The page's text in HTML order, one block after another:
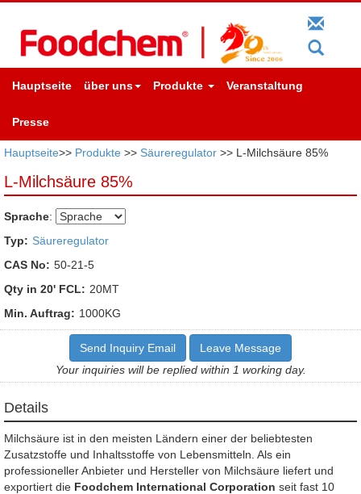
Hauptseite über uns Produkte Veranstaltung
Presse
Hauptseite>> Produkte >> Säureregulator >> L-Milchsäure 85%
L-Milchsäure 85%
Sprache:
Typ: Säureregulator
CAS No: 50-21-5
Qty in 20' FCL: 20MT
Min. Auftrag: 1000KG
Send Inquiry Email
Leave Message
Your inquiries will be replied within 1 working day.
Details
Milchsäure ist in den meisten Ländern einer der beliebtesten
Zusatzstoffe und Inhaltsstoffe von Lebensmitteln. Als ein
professioneller Anbieter und Hersteller von Milchsäure liefert und
exportiert die Foodchem International Corporation seit fast 10